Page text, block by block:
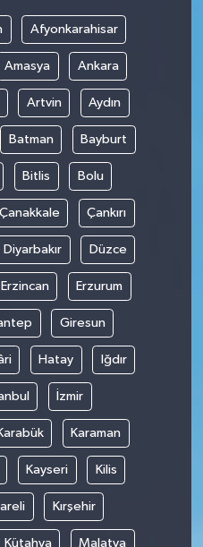
Afyonkarahisar
Amasya Ankara
Artvin Aydın
Batman Bayburt
Bitlis Bolu
Çanakkale Çankırı
Diyarbakır Düzce
Erzincan Erzurum
Giresun
Hatay Iğdır
İzmir
Karaman
Kayseri Kilis
Kırşehir
Kütahya Malatya